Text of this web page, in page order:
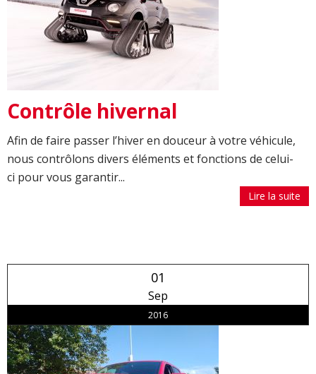
Contrôle hivernal
Afin de faire passer l’hiver en douceur à votre véhicule,
nous contrôlons divers éléments et fonctions de celui-
ci pour vous garantir...
Lire la suite
01
Sep
2016